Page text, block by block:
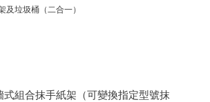
及垃圾桶（二合一）
式組合抹手紙架（可變換指定型號抹